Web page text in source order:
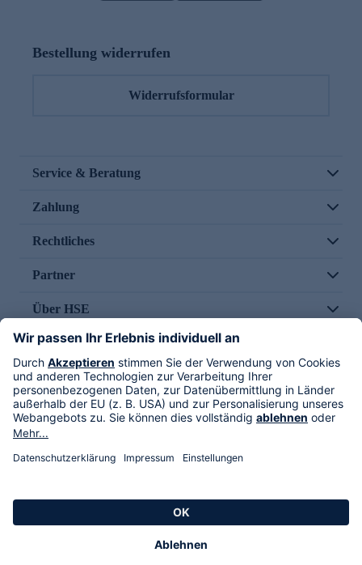
Bestellung widerrufen
Widerrufsformular
Service & Beratung
Zahlung
Rechtliches
Partner
Über HSE
Im TV
HSE International